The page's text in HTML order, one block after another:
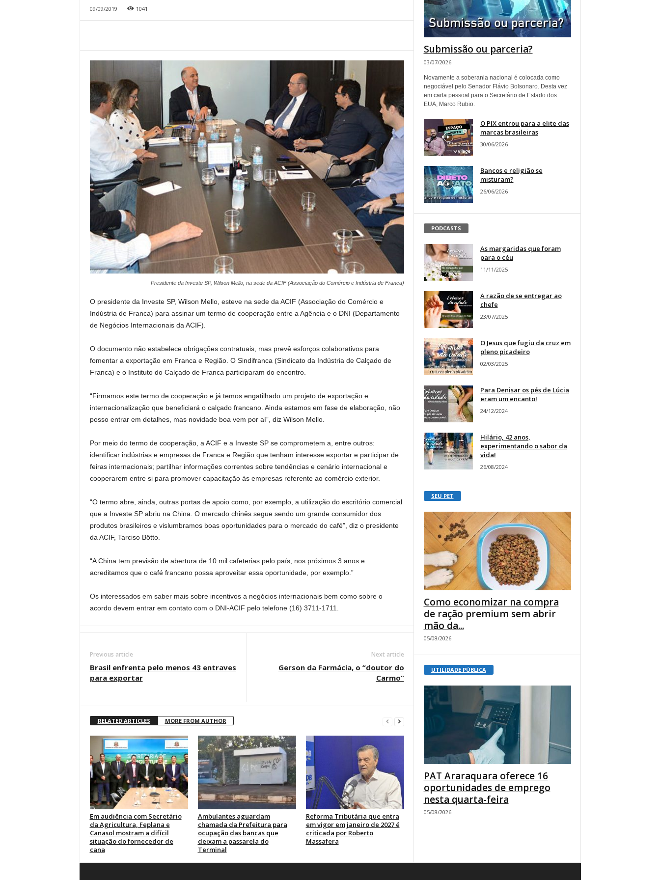
09/09/2019 1041
Presidente da Investe SP, Wilson Mello, na sede da ACIF (Associação do Comércio e Indústria de Franca)
O presidente da Investe SP, Wilson Mello, esteve na sede da ACIF (Associação do Comércio e
Indústria de Franca) para assinar um termo de cooperação entre a Agência e o DNI (Departamento
de Negócios Internacionais da ACIF).
O documento não estabelece obrigações contratuais, mas prevê esforços colaborativos para
fomentar a exportação em Franca e Região. O Sindifranca (Sindicato da Indústria de Calçado de
Franca) e o Instituto do Calçado de Franca participaram do encontro.
“Firmamos este termo de cooperação e já temos engatilhado um projeto de exportação e
internacionalização que beneficiará o calçado francano. Ainda estamos em fase de elaboração, não
posso entrar em detalhes, mas novidade boa vem por aí”, diz Wilson Mello.
Por meio do termo de cooperação, a ACIF e a Investe SP se comprometem a, entre outros:
identificar indústrias e empresas de Franca e Região que tenham interesse exportar e participar de
feiras internacionais; partilhar informações correntes sobre tendências e cenário internacional e
cooperarem entre si para promover capacitação às empresas referente ao comércio exterior.
“O termo abre, ainda, outras portas de apoio como, por exemplo, a utilização do escritório comercial
que a Investe SP abriu na China. O mercado chinês segue sendo um grande consumidor dos
produtos brasileiros e vislumbramos boas oportunidades para o mercado do café”, diz o presidente
da ACIF, Tarciso Bôtto.
“A China tem previsão de abertura de 10 mil cafeterias pelo país, nos próximos 3 anos e
acreditamos que o café francano possa aproveitar essa oportunidade, por exemplo.”
Os interessados em saber mais sobre incentivos a negócios internacionais bem como sobre o
acordo devem entrar em contato com o DNI-ACIF pelo telefone (16) 3711-1711.
Previous article
Brasil enfrenta pelo menos 43 entraves
para exportar
Next article
Gerson da Farmácia, o “doutor do
Carmo”
RELATED ARTICLES MORE FROM AUTHOR
Em audiência com Secretário
da Agricultura, Feplana e
Canasol mostram a difícil
situação do fornecedor de
cana
Ambulantes aguardam
chamada da Prefeitura para
ocupação das bancas que
deixam a passarela do
Terminal
Reforma Tributária que entra
em vigor em janeiro de 2027 é
criticada por Roberto
Massafera
Submissão ou parceria?
03/07/2026
Novamente a soberania nacional é colocada como
negociável pelo Senador Flávio Bolsonaro. Desta vez
em carta pessoal para o Secretário de Estado dos
EUA, Marco Rubio.
O PIX entrou para a elite das
marcas brasileiras
30/06/2026
Bancos e religião se
misturam?
26/06/2026
PODCASTS
As margaridas que foram
para o céu
11/11/2025
A razão de se entregar ao
chefe
23/07/2025
O Jesus que fugiu da cruz em
pleno picadeiro
02/03/2025
Para Denisar os pés de Lúcia
eram um encanto!
24/12/2024
Hilário, 42 anos,
experimentando o sabor da
vida!
26/08/2024
SEU PET
Como economizar na compra
de ração premium sem abrir
mão da...
05/08/2026
UTILIDADE PÚBLICA
PAT Araraquara oferece 16
oportunidades de emprego
nesta quarta-feira
05/08/2026